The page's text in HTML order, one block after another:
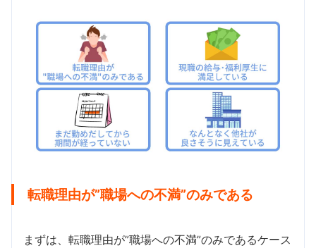
転職理由が”職場への不満”のみである
まずは、転職理由が”職場への不満”のみであるケース